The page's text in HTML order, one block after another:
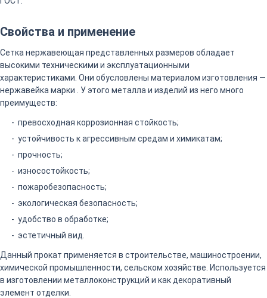
Свойства и применение
Сетка нержавеющая представленных размеров обладает
высокими техническими и эксплуатационными
характеристиками. Они обусловлены материалом изготовления —
нержавейка марки . У этого металла и изделий из него много
преимуществ:
превосходная коррозионная стойкость;
устойчивость к агрессивным средам и химикатам;
прочность;
износостойкость;
пожаробезопасность;
экологическая безопасность;
удобство в обработке;
эстетичный вид.
Данный прокат применяется в строительстве, машиностроении,
химической промышленности, сельском хозяйстве. Используется
в изготовлении металлоконструкций и как декоративный
элемент отделки.